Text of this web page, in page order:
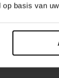
basis van